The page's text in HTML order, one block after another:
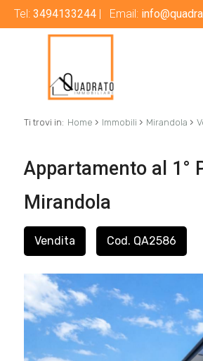
Tel: 3494133244 | Email:
Ti trovi in: Home › Immobili › Mirandola ›
Appartamento al 1°
Mirandola
Vendita Cod. QA2586